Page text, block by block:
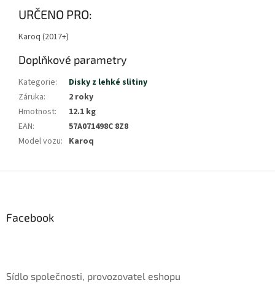
méně
URČENO PRO:
Karoq (2017+)
Doplňkové parametry
Kategorie:
Disky z lehké slitiny
Záruka:
2 roky
Hmotnost:
12.1 kg
EAN:
57A071498C 8Z8
Model vozu: Karoq
Facebook
Sídlo společnosti, provozovatel eshopu